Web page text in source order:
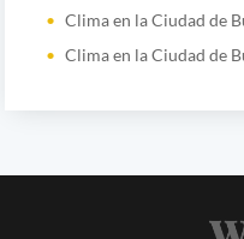
Clima en la Ciudad de
Clima en la Ciudad de